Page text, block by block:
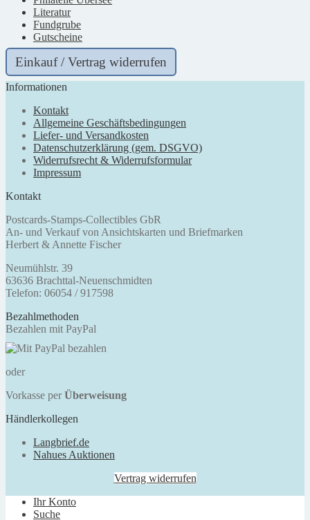
Literatur
Fundgrube
Gutscheine
Einkauf / Vertrag widerrufen
Informationen
Kontakt
Allgemeine Geschäftsbedingungen
Liefer- und Versandkosten
Datenschutzerklärung (gem. DSGVO)
Widerrufsrecht & Widerrufsformular
Impressum
Kontakt
Postcards-Stamps-Collectibles GbR
An- und Verkauf von Ansichtskarten und Briefmarken
Herbert & Annette Fischer
Neumühlstr. 39
63636 Brachttal-Neuenschmidten
Telefon: 06054 / 917598
Bezahlmethoden
Bezahlen mit PayPal
oder
Vorkasse per Überweisung
Händlerkollegen
Langbrief.de
Nahues Auktionen
Vertrag widerrufen
Ihr Konto
Suche